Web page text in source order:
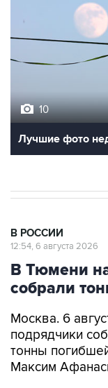
10
Лучшие фото
В РОССИИ
12:54, 6 августа 2026
В Тюмени
собрали
Москва. 6
подрядчики
тонны
Максим